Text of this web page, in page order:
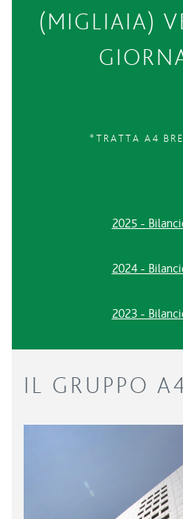
(MIGLIAIA)
*TRATTA A4
2025 -
2024 -
2023 -
IL GRUPPO